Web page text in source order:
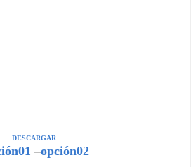
DESCARGAR
–opción02